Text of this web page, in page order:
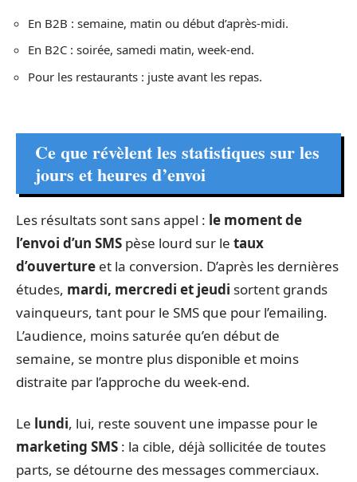
En B2B : semaine, matin ou début d’après-midi.
En B2C : soirée, samedi matin, week-end.
Pour les restaurants : juste avant les repas.
Ce que révèlent les statistiques sur les
jours et heures d’envoi
Les résultats sont sans appel : le moment de
l’envoi d’un SMS pèse lourd sur le taux
d’ouverture et la conversion. D’après les dernières
études, mardi, mercredi et jeudi sortent grands
vainqueurs, tant pour le SMS que pour l’emailing.
L’audience, moins saturée qu’en début de
semaine, se montre plus disponible et moins
distraite par l’approche du week-end.
Le lundi, lui, reste souvent une impasse pour le
marketing SMS : la cible, déjà sollicitée de toutes
parts, se détourne des messages commerciaux.